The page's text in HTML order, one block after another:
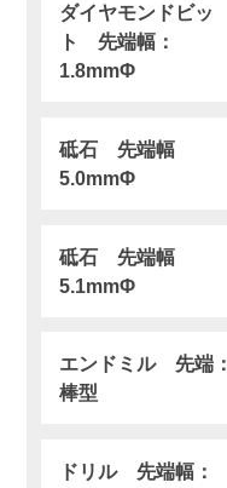
ダイヤモンドビッ
ト 先端幅：
1.8mmΦ
砥石 先端幅
5.0mmΦ
砥石 先端幅
5.1mmΦ
エンドミル 先端：
棒型
ドリル 先端幅：